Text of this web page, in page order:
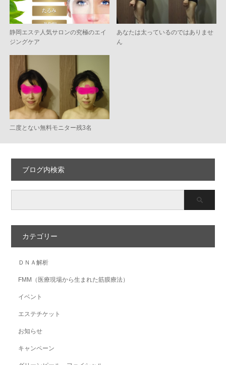
静岡エステ人気サロンの究極のエイ
ジングケア
あなたは太っているのではありませ
ん
二度とない無料モニター残3名
ブログ内検索
カテゴリー
ＤＮＡ解析
FMM（医療現場から生まれた筋膜療法）
イベント
エステチケット
お知らせ
キャンペーン